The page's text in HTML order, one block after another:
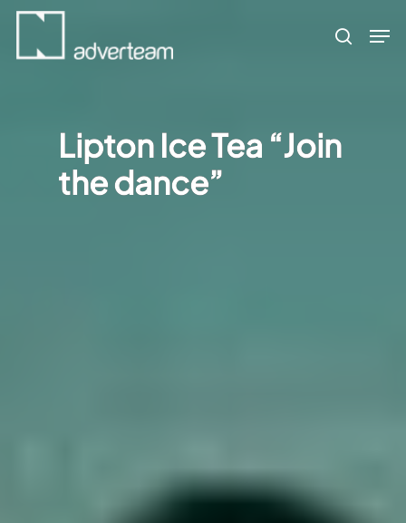
Skip
main
search
Lipton Ice Tea “Join
the dance”